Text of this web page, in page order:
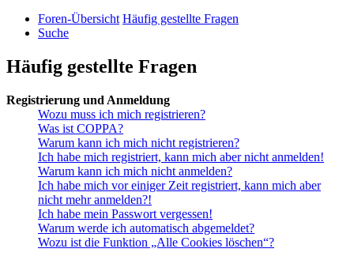
Foren-Übersicht Häufig gestellte Fragen
Suche
Häufig gestellte Fragen
Registrierung und Anmeldung
Wozu muss ich mich registrieren?
Was ist COPPA?
Warum kann ich mich nicht registrieren?
Ich habe mich registriert, kann mich aber nicht anmelden!
Warum kann ich mich nicht anmelden?
Ich habe mich vor einiger Zeit registriert, kann mich aber
nicht mehr anmelden?!
Ich habe mein Passwort vergessen!
Warum werde ich automatisch abgemeldet?
Wozu ist die Funktion „Alle Cookies löschen“?